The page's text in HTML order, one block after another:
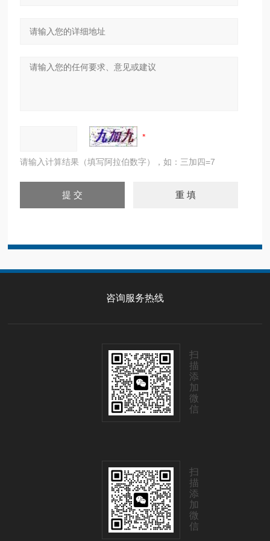
请输入计算结果（填写阿拉伯数字），如：三加四=7
咨询服务热线
扫
描
添
加
微
信
扫
描
添
加
微
信